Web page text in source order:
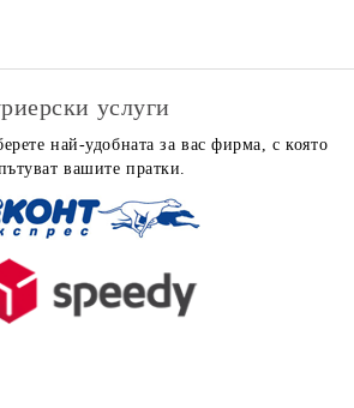
услуги
най-удобната за вас фирма, с която
вашите пратки.